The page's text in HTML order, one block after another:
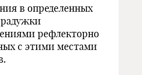
в определенных
рефлекторно
с этими местами